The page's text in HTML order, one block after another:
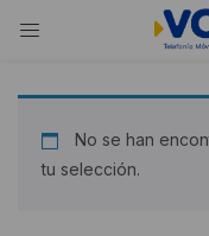
INICIAR SESIÓN
No se han
tu selección.